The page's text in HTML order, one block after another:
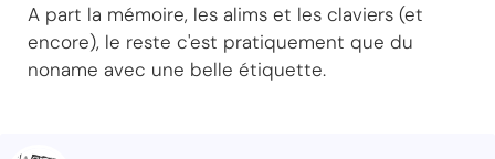
A part la mémoire, les alims et les claviers (et
encore), le reste c'est pratiquement que du
noname avec une belle étiquette.